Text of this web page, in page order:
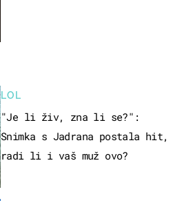
LOL
"Je li živ, zna li se?":
Snimka s Jadrana postala hit,
radi li i vaš muž ovo?